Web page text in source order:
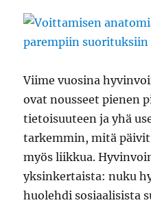
Viime vuosina
ovat nousseet pienen
tietoisuuteen ja yhä
tarkemmin, mitä
myös liikkua.
yksinkertaista: nuku
huolehdi sosiaalisista